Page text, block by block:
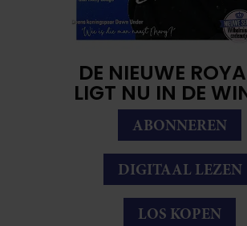
DE NIEUWE
LIGT NU IN DE
ABONNEREN
DIGITAAL LEZEN
LOS KOPEN